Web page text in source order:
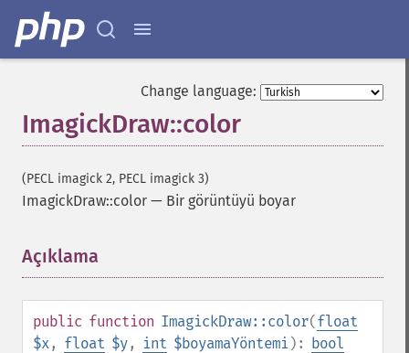
Change language:
ImagickDraw::color
(PECL imagick 2, PECL imagick 3)
ImagickDraw::color — Bir görüntüyü boyar
Açıklama
public function ImagickDraw::color(float
$x, float $y, int $boyamaYöntemi): bool